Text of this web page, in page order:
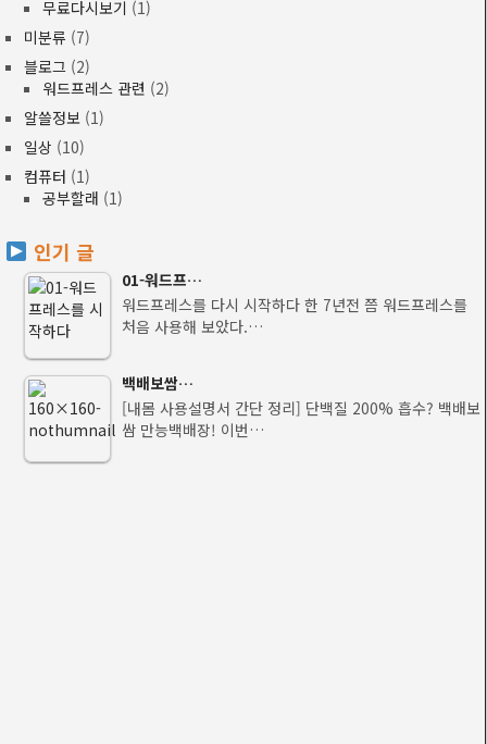
무료다시보기 (1)
미분류 (7)
블로그 (2)
워드프레스 관련 (2)
알쓸정보 (1)
일상 (10)
컴퓨터 (1)
공부할래 (1)
인기 글
01-워드프…
워드프레스를 다시 시작하다 한 7년전 쯤 워드프레스를
처음 사용해 보았다.…
백배보쌈…
[내몸 사용설명서 간단 정리] 단백질 200% 흡수? 백배보
쌈 만능백배장! 이번…